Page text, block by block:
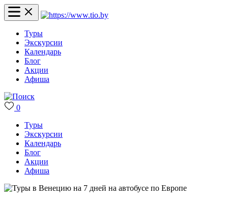
Туры
Экскурсии
Календарь
Блог
Акции
Афиша
0
Туры
Экскурсии
Календарь
Блог
Акции
Афиша